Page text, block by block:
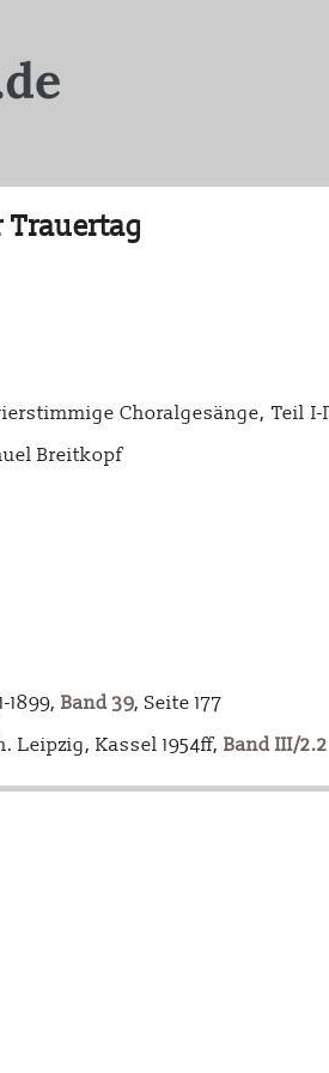
Choralgesänge, Teil
Breitkopf
1899, Band 39, Seite 177
Leipzig, Kassel 1954ff, Band III/2.2